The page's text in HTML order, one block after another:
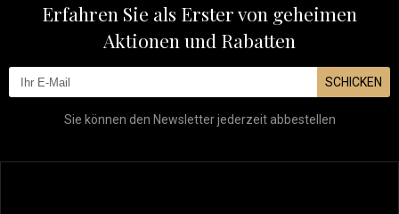
Erfahren Sie als Erster von geheimen
Aktionen und Rabatten
SCHICKEN
Sie können den Newsletter jederzeit abbestellen